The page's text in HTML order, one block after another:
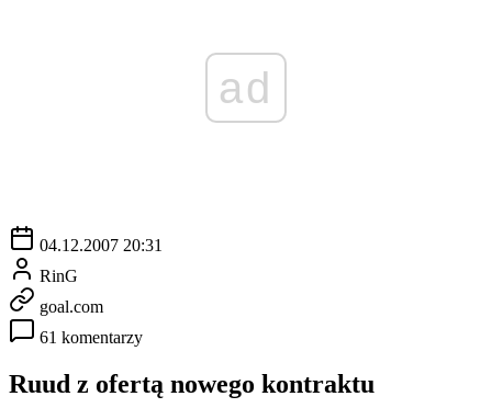
ad
04.12.2007 20:31
RinG
goal.com
61 komentarzy
Ruud z ofertą nowego kontraktu